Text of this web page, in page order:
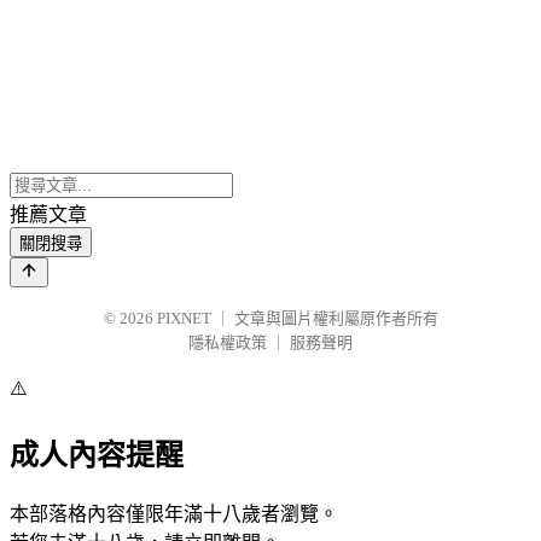
推薦文章
關閉搜尋
© 2026 PIXNET
文章與圖片權利屬原作者所有
隱私權政策
服務聲明
⚠️
成人內容提醒
本部落格內容僅限年滿十八歲者瀏覽。